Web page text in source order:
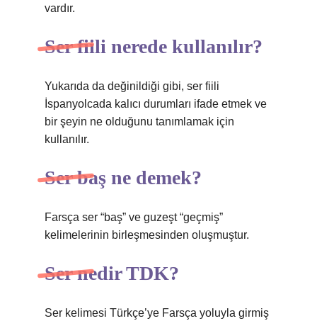
vardır.
Ser fiili nerede kullanılır?
Yukarıda da değinildiği gibi, ser fiili
İspanyolcada kalıcı durumları ifade etmek ve
bir şeyin ne olduğunu tanımlamak için
kullanılır.
Ser baş ne demek?
Farsça ser “baş” ve guzeşt “geçmiş”
kelimelerinin birleşmesinden oluşmuştur.
Ser nedir TDK?
Ser kelimesi Türkçe’ye Farsça yoluyla girmiş